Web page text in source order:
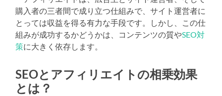
購入者の三者間で成り立つ仕組みで、サイト運営者に
とっては収益を得る有力な手段です。しかし、この仕
組みが成功するかどうかは、コンテンツの質やSEO対
策に大きく依存します。
SEOとアフィリエイトの相乗効果
とは？